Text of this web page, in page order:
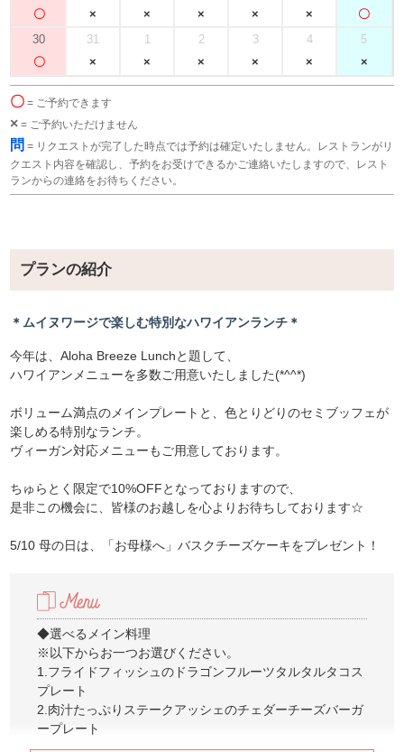
30 31 1 2 3 4 5
〇 = ご予約できます
× = ご予約いただけません
問 = リクエストが完了した時点では予約は確定いたしません。レストランがリ
クエスト内容を確認し、予約をお受けできるかご連絡いたしますので、レスト
ランからの連絡をお待ちください。
プランの紹介
＊ムイヌワージで楽しむ特別なハワイアンランチ＊
今年は、Aloha Breeze Lunchと題して、
ハワイアンメニューを多数ご用意いたしました(*^^*)
ボリューム満点のメインプレートと、色とりどりのセミブッフェが
楽しめる特別なランチ。
ヴィーガン対応メニューもご用意しております。
ちゅらとく限定で10%OFFとなっておりますので、
是非この機会に、皆様のお越しを心よりお待ちしております☆
5/10 母の日は、「お母様へ」バスクチーズケーキをプレゼント！
◆選べるメイン料理
※以下からお一つお選びください。
1.フライドフィッシュのドラゴンフルーツタルタルタコス
プレート
2.肉汁たっぷりステークアッシェのチェダーチーズバーガ
ープレート
3.肉汁たっぷりステークアッシェハンバーグのチーズロコ